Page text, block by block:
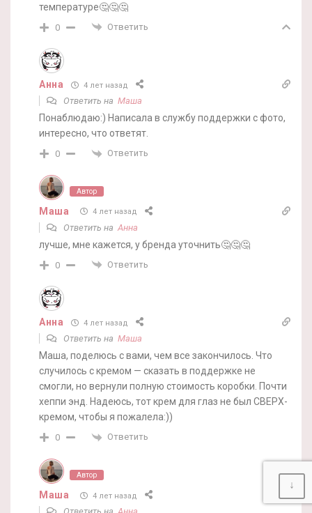
температуре🤔🤔🤔
0 Ответить
Анна 4 лет назад
Ответить на Маша
Понаблюдаю:) Написала в службу поддержки с фото,
интересно, что ответят.
0 Ответить
Автор
Маша 4 лет назад
Ответить на Анна
лучше, мне кажется, у бренда уточнить🤔🤔🤔
0 Ответить
Анна 4 лет назад
Ответить на Маша
Маша, поделюсь с вами, чем все закончилось. Что
случилось с кремом — сказать в поддержке не
смогли, но вернули полную стоимость коробки. Почти
хеппи энд. Надеюсь, тот крем для глаз не был СВЕРХ-
кремом, чтобы я пожалела:))
0 Ответить
Автор
Маша 4 лет назад
↓